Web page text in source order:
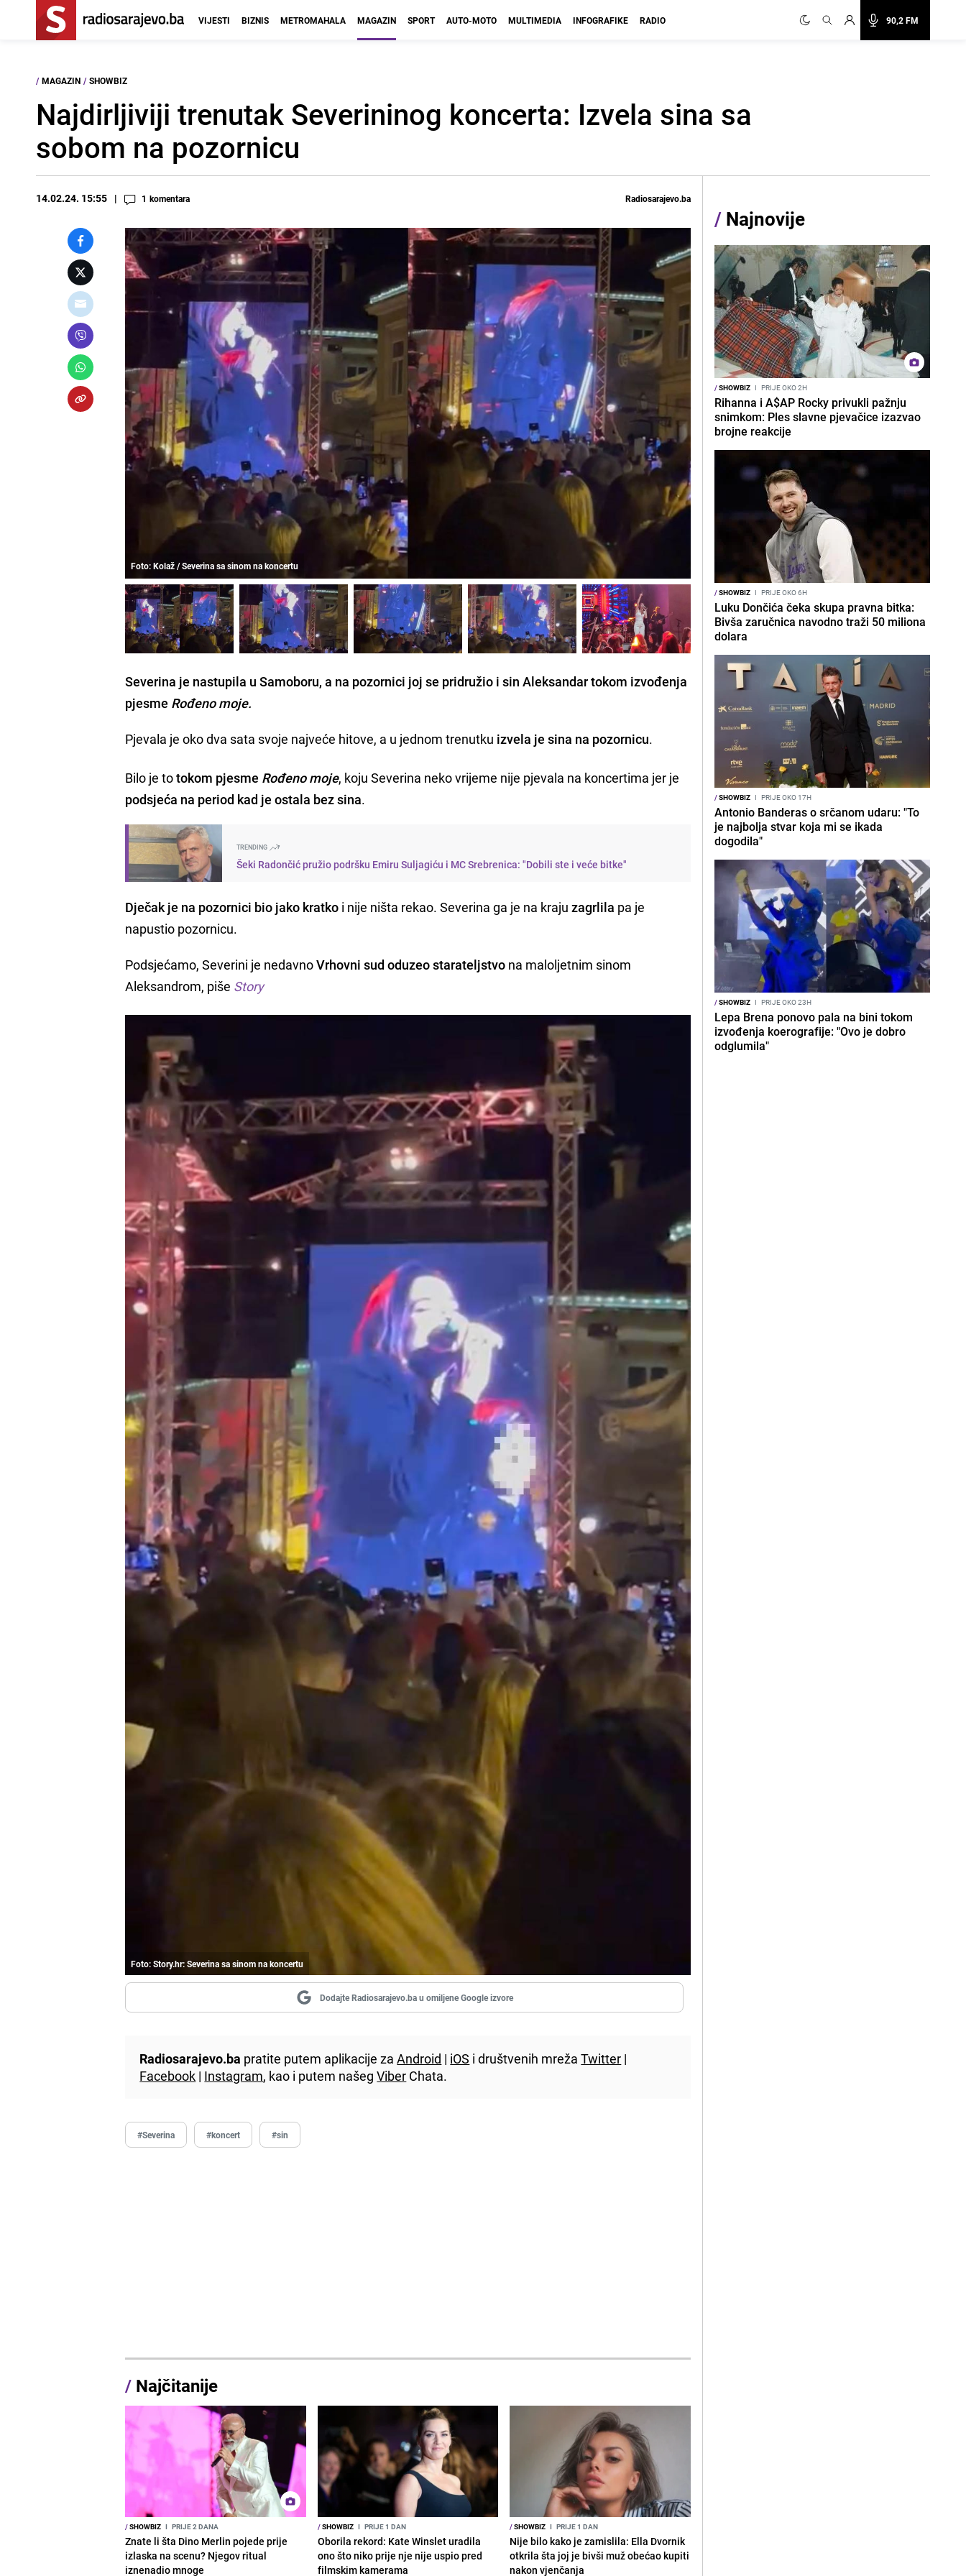
90,2 FM
VIJESTI BIZNIS METROMAHALA MAGAZIN SPORT AUTO-MOTO MULTIMEDIA INFOGRAFIKE RADIO
/ MAGAZIN / SHOWBIZ
Najdirljiviji trenutak Severininog koncerta: Izvela sina sa
sobom na pozornicu
14.02.24. 15:55 1 komentara Radiosarajevo.ba
Foto: Kolaž / Severina sa sinom na koncertu
Severina je nastupila u Samoboru, a na pozornici joj se pridružio i sin Aleksandar tokom izvođenja
pjesme Rođeno moje.
Pjevala je oko dva sata svoje najveće hitove, a u jednom trenutku izvela je sina na pozornicu.
Bilo je totokom pjesme Rođeno moje, koju Severina neko vrijeme nije pjevala na koncertima jer je
podsjeća na period kad je ostala bez sina.
TRENDING
Šeki Radončić pružio podršku Emiru Suljagiću i MC Srebrenica: "Dobili ste i veće bitke"
Dječak je na pozornici bio jako kratko i nije ništa rekao. Severina ga je na krajuzagrlila pa je
napustio pozornicu.
Podsjećamo, Severini je nedavnoVrhovni sud oduzeo starateljstvo na maloljetnim sinom
Aleksandrom, piše Story
Foto: Story.hr: Severina sa sinom na koncertu
Dodajte Radiosarajevo.ba u omiljene Google izvore
Radiosarajevo.ba pratite putem aplikacije zaAndroid | iOS i društvenih mrežaTwitter |
Facebook | Instagram, kao i putem našegViber Chata.
#Severina #koncert #sin
/ Najčitanije
/SHOWBIZ I PRIJE 2 DANA
Znate li šta Dino Merlin pojede prije
izlaska na scenu? Njegov ritual
iznenadio mnoge
/SHOWBIZ I PRIJE 1 DAN
Oborila rekord: Kate Winslet uradila
ono što niko prije nje nije uspio pred
filmskim kamerama
/SHOWBIZ I PRIJE 1 DAN
Nije bilo kako je zamislila: Ella Dvornik
otkrila šta joj je bivši muž obećao kupiti
nakon vjenčanja
/ Najnovije
/SHOWBIZ I PRIJE OKO 2H
Rihanna i A$AP Rocky privukli pažnju
snimkom: Ples slavne pjevačice izazvao
brojne reakcije
/SHOWBIZ I PRIJE OKO 6H
Luku Dončića čeka skupa pravna bitka:
Bivša zaručnica navodno traži 50 miliona
dolara
/SHOWBIZ I PRIJE OKO 17H
Antonio Banderas o srčanom udaru: "To
je najbolja stvar koja mi se ikada
dogodila"
/SHOWBIZ I PRIJE OKO 23H
Lepa Brena ponovo pala na bini tokom
izvođenja koerografije: "Ovo je dobro
odglumila"